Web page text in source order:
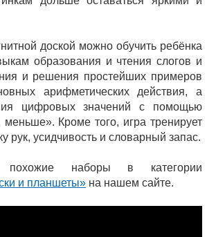
доской можно обучить ребёнка
образования и чтения слогов и
и решения простейших примеров
арифметических действия, а
цифровых значений с помощью
Кроме того, игра тренирует
рук, усидчивость и словарный запас.
похожие наборы в категории
и планшеты» на нашем сайте.